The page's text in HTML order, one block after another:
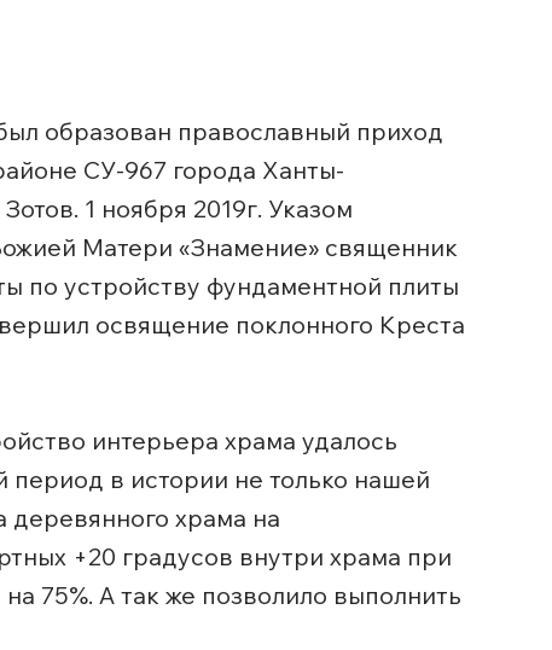
образован православный приход
СУ-967 города Ханты-
1 ноября 2019г. Указом
Матери «Знамение» священник
по устройству фундаментной плиты
освящение поклонного Креста
интерьера храма удалось
период в истории не только нашей
деревянного храма на
+20 градусов внутри храма при
75%. А так же позволило выполнить